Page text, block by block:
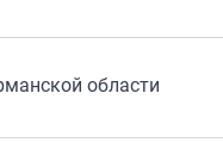
области